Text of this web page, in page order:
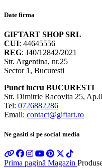
Date firma
GIFTART SHOP SRL
CUI: 44645556
REG: J40/12842/2021
Str. Argentina, nr.25
Sector 1, Bucuresti
Punct lucru BUCURESTI
Str. Dimitrie Racovita 25,
Tel: 0726882286
Email: contact@giftart.ro
Ne gasiti si pe social media
Prima pagină Magazin